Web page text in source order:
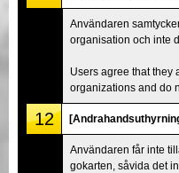
Användaren
organisation och inte
Users agree that they
organizations and do
12
Användaren får inte
gokarten, såvida det